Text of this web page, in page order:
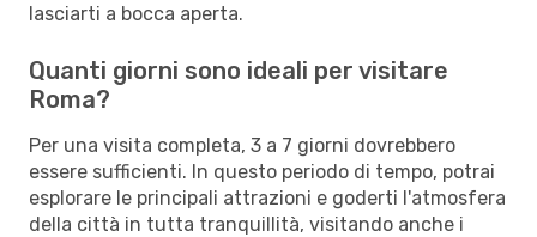
lasciarti a bocca aperta.
Quanti giorni sono ideali per visitare
Roma?
Per una visita completa, 3 a 7 giorni dovrebbero
essere sufficienti. In questo periodo di tempo, potrai
esplorare le principali attrazioni e goderti l'atmosfera
della città in tutta tranquillità, visitando anche i